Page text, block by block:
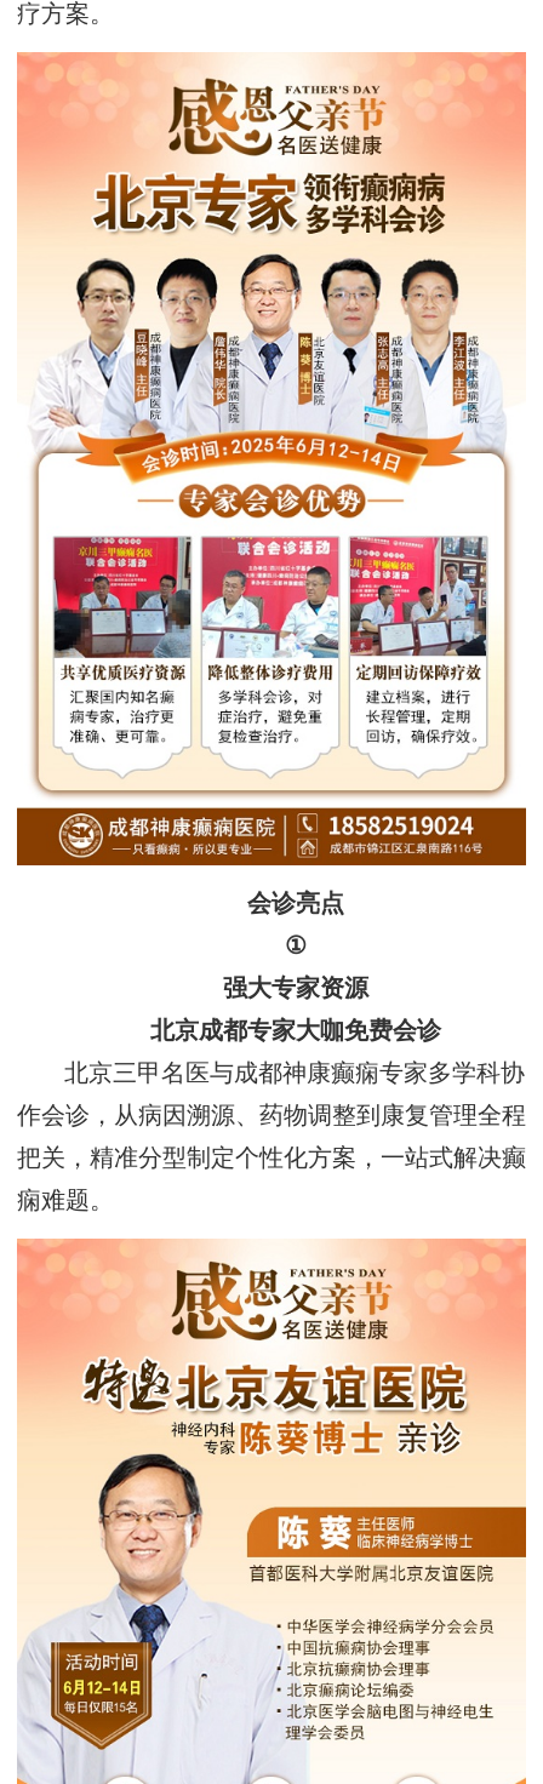
疗方案。
‌会诊亮点
①
‌强大专家资源
北京成都专家大咖免费会诊‌
北京三甲名医与成都神康癫痫专家多学科协
作会诊，从病因溯源、药物调整到康复管理全程
把关，精准分型制定个性化方案，一站式解决癫
痫难题。